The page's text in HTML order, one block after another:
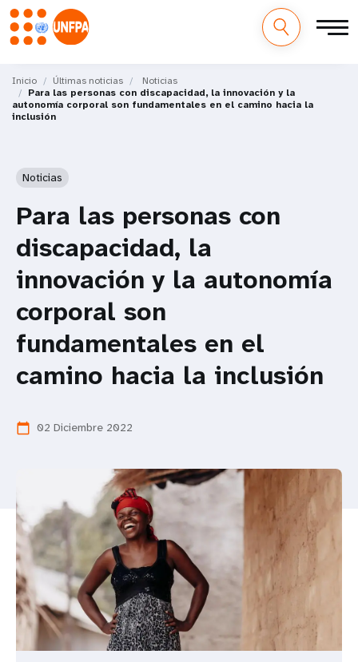
contenido
principal
M
a
Inicio Últimas noticias
Noticias
Para las personas con discapacidad, la innovación y la
autonomía corporal son fundamentales en el camino hacia la
inclusión
Noticias
Para las personas con
discapacidad, la
innovación y la autonomía
corporal son
fundamentales en el
camino hacia la inclusión
calendar_today 02 Diciembre 2022